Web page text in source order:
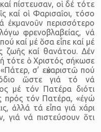
πίστευσαν, οἱ δέ τότε
καί οἱ Φαρισαῖοι, τόσο
ἐκμανοῦν περισσότερο
φρενοβλαβείας, νά
καί μέ ὅσα εἶπε καί μέ
ζωῆς καί θανάτου. Δέν
τότε ὁ Χριστός σήκωσε
σ’ εὐχαριστῶ πού
ὥστε γιά τό νά
μέ τόν Πατέρα διότι
πρός τόν Πατέρα, «ἐγώ
ἀλλά τά εἶπα γιά χάρι
γιά νά πιστεύσουν ὅτι